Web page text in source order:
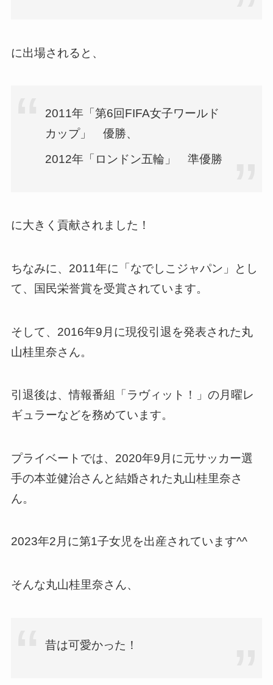
に出場されると、
2011年「第6回FIFA女子ワールド
カップ」 優勝、
2012年「ロンドン五輪」 準優勝
に大きく貢献されました！
ちなみに、2011年に「なでしこジャパン」とし
て、国民栄誉賞を受賞されています。
そして、2016年9月に現役引退を発表された丸
山桂里奈さん。
引退後は、情報番組「ラヴィット！」の月曜レ
ギュラーなどを務めています。
プライベートでは、2020年9月に元サッカー選
手の本並健治さんと結婚された丸山桂里奈さ
ん。
2023年2月に第1子女児を出産されています^^
そんな丸山桂里奈さん、
昔は可愛かった！